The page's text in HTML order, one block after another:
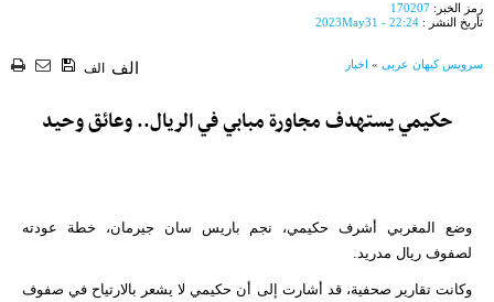
رمز الخبر: 170207
تأريخ النشر : 2023May31 - 22:24
سرویس کیهان عربی » اخبار الف الف
حكيمي يستهدف مجاورة مبابي في الريال.. وعائق وحيد
وضع المغربي أشرف حكيمي، نجم باريس سان جيرمان، خطة عودته
لصفوف ريال مدريد.
وكانت تقارير صحفية، قد أشارت إلى أن حكيمي لا يشعر بالارتياح في صفوف